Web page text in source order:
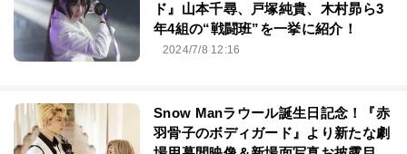
ド』山本千尋、戸塚純貴、木村昴ら3
年4組の“戦闘班”を一挙に紹介！
2024/7/8 12:16
Snow Manラウール誕生日記念！『赤
羽骨子のボディガード』より新たな劇